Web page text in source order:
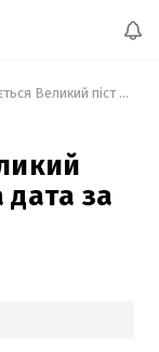
Коли закінчується Великий піст у 2026 році: точна дата за новим календарем
дата за